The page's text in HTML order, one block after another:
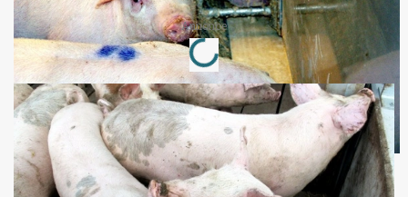
Annonce
Loading...